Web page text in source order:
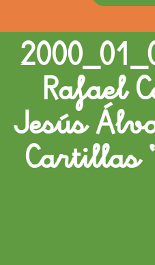
Rafael
Jesús
Cartillas